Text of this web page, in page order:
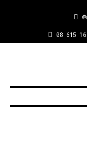
08 615